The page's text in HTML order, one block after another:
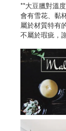
**大豆臘對溫
會有雪花、黏
屬於材質特有
不屬於瑕疵，